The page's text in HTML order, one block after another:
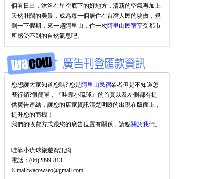
個看日出，沐浴在星空底下的好地方，清新的空氣再加上
天然壯闊的美景，成為每一個居住在台灣人民的驕傲，規
劃一下假期，來一趟阿里山，住一次阿里山民宿享受都市
所感受不到的自然氣息吧。
您想讓大家知道您嗎? 您是阿里山民宿業者但是不知道怎
麼行銷?很簡單，『哇靠小琉球』的首頁以及左側都有提
供廣告連結，讓您的店家資訊清楚明瞭的出現在版面上，
提升您的商機！
我們的收費方式跟您的廣告位置有關係，請點關於我們。
哇靠小琉球旅遊資訊網
電話：(06)2899-813
E-mail:wacowseo@gmail.com